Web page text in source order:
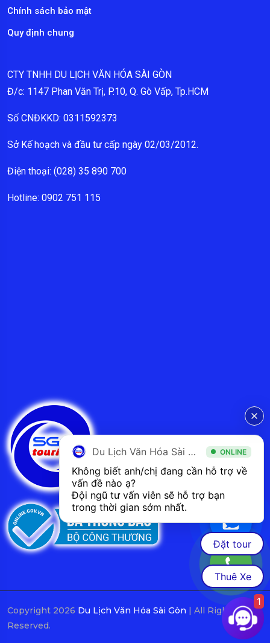
Chính sách bảo mật
Quy định chung
CTY TNHH DU LỊCH VĂN HÓA SÀI GÒN
Đ/c: 1147 Phan Văn Trị, P.10, Q. Gò Vấp, Tp.HCM
Số CNĐKKD: 0311592373
Sở Kế hoạch và đầu tư cấp ngày 02/03/2012.
Điện thoại: (028) 35 890 700
Hotline: 0902 751 115
Copyright 2026 Du Lịch Văn Hóa Sài Gòn | All Rights
Reserved.
Du Lịch Văn Hóa Sài Gòn ONLINE
Không biết anh/chị đang cần hỗ trợ về
vấn đề nào ạ?
Đội ngũ tư vấn viên sẽ hỗ trợ bạn
trong thời gian sớm nhất.
Đặt tour
Thuê Xe
1